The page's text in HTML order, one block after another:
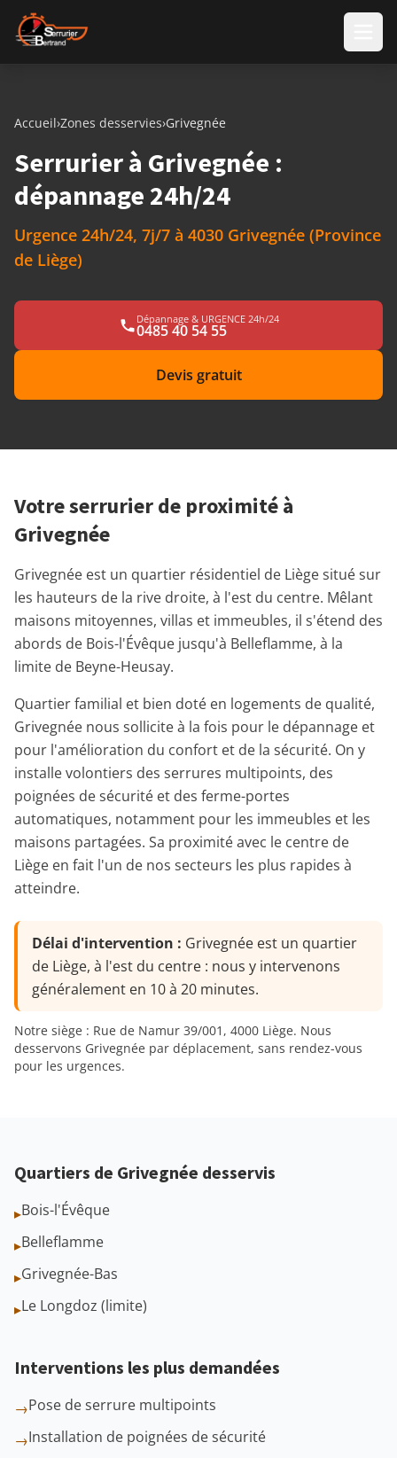
Aller au contenu
Accueil›Zones desservies›Grivegnée
Serrurier à Grivegnée :
dépannage 24h/24
Urgence 24h/24, 7j/7 à 4030 Grivegnée (Province
de Liège)
Dépannage & URGENCE 24h/24
0485 40 54 55
Devis gratuit
Votre serrurier de proximité à
Grivegnée
Grivegnée est un quartier résidentiel de Liège situé sur
les hauteurs de la rive droite, à l'est du centre. Mêlant
maisons mitoyennes, villas et immeubles, il s'étend des
abords de Bois-l'Évêque jusqu'à Belleflamme, à la
limite de Beyne-Heusay.
Quartier familial et bien doté en logements de qualité,
Grivegnée nous sollicite à la fois pour le dépannage et
pour l'amélioration du confort et de la sécurité. On y
installe volontiers des serrures multipoints, des
poignées de sécurité et des ferme-portes
automatiques, notamment pour les immeubles et les
maisons partagées. Sa proximité avec le centre de
Liège en fait l'un de nos secteurs les plus rapides à
atteindre.
Délai d'intervention : Grivegnée est un quartier
de Liège, à l'est du centre : nous y intervenons
généralement en 10 à 20 minutes.
Notre siège : Rue de Namur 39/001, 4000 Liège. Nous
desservons Grivegnée par déplacement, sans rendez-vous
pour les urgences.
Quartiers de Grivegnée desservis
▸Bois-l'Évêque
▸Belleflamme
▸Grivegnée-Bas
▸Le Longdoz (limite)
Interventions les plus demandées
→Pose de serrure multipoints
→Installation de poignées de sécurité